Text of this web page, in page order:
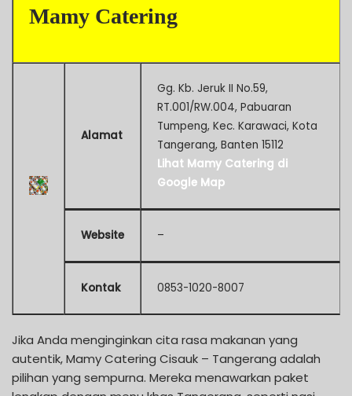
Mamy Catering
Alamat
Gg. Kb. Jeruk II No.59,
RT.001/RW.004, Pabuaran
Tumpeng, Kec. Karawaci, Kota
Tangerang, Banten 15112
Lihat Mamy Catering di
Google Map
Website –
Kontak 0853-1020-8007
Jika Anda menginginkan cita rasa makanan yang
autentik, Mamy Catering Cisauk – Tangerang adalah
pilihan yang sempurna. Mereka menawarkan paket